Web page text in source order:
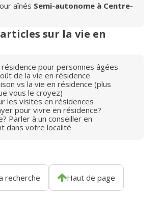
aînés Semi-autonome à Centre-
sur la vie en
pour personnes âgées
de la vie en résidence
vs la vie en résidence (plus
vous le croyez)
les visites en résidences
pour vivre en résidence?
Parler à un conseiller en
dans votre localité
recherche Haut de page